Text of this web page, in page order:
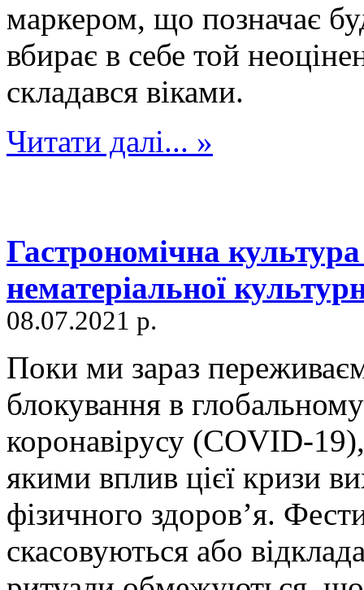
маркером, що позначає
вбирає в себе той
складався віками.
Читати далі... »
Гастрономічна
нематеріальної
08.07.2021 р.
Поки ми зараз
блокування в
коронавірусу (COVID-
якими вплив цієї кризи
фізичного здоров’я.
скасовуються або